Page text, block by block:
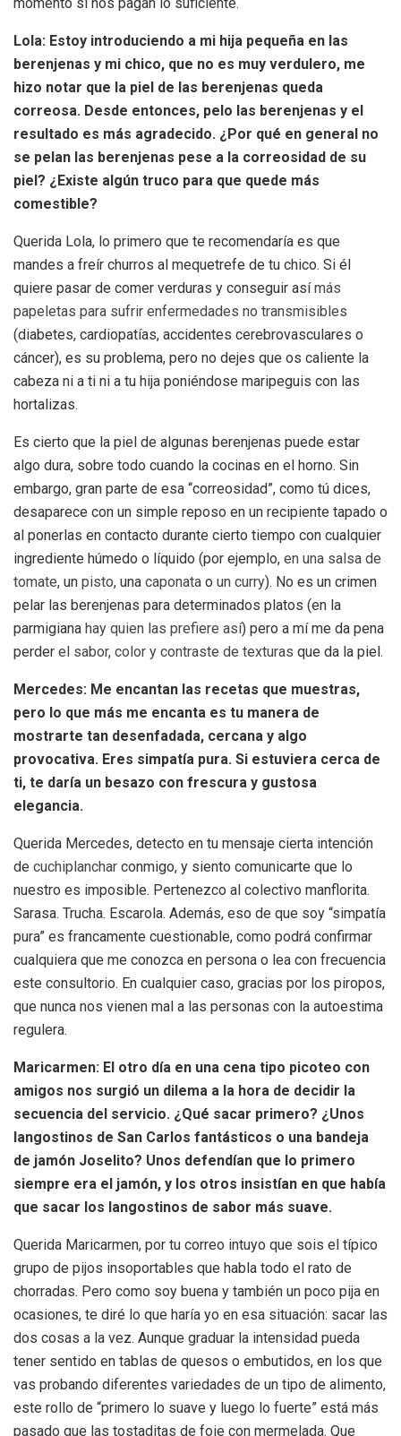
Lola: Estoy introduciendo a mi hija pequeña en las
berenjenas y mi chico, que no es muy verdulero, me
hizo notar que la piel de las berenjenas queda
correosa. Desde entonces, pelo las berenjenas y el
resultado es más agradecido. ¿Por qué en general no
se pelan las berenjenas pese a la correosidad de su
piel? ¿Existe algún truco para que quede más
comestible?
Querida Lola, lo primero que te recomendaría es que
mandes a freír churros al mequetrefe de tu chico. Si él
quiere pasar de comer verduras y conseguir asímás
papeletas para sufrir enfermedades no transmisibles
(diabetes, cardiopatías, accidentes cerebrovasculares o
cáncer), es su problema, pero no dejes que os caliente la
cabeza ni a ti ni a tu hija poniéndose maripeguis con las
hortalizas.
Es cierto que la piel de algunas berenjenas puede estar
algo dura, sobre todo cuando la cocinas en el horno. Sin
embargo, gran parte de esa “correosidad”, como tú dices,
desaparece con un simple reposo en un recipiente tapado o
al ponerlas en contacto durante cierto tiempo con cualquier
ingrediente húmedo o líquido (por ejemplo, en una salsa de
tomate, un pisto, una caponata o un curry). No es un crimen
pelar las berenjenas para determinados platos (en la
parmigiana hay quien las prefiere así) pero a mí me da pena
perder el sabor, color y contraste de texturas que da la piel.
Mercedes: Me encantan las recetas que muestras,
pero lo que más me encanta es tu manera de
mostrarte tan desenfadada, cercana y algo
provocativa. Eres simpatía pura. Si estuviera cerca de
ti, te daría un besazo con frescura y gustosa
elegancia.
Querida Mercedes, detecto en tu mensaje cierta intención
de cuchiplanchar conmigo, y siento comunicarte que lo
nuestro es imposible. Pertenezco al colectivo manflorita.
Sarasa. Trucha. Escarola. Además, eso de que soy “simpatía
pura” es francamente cuestionable, como podrá confirmar
cualquiera que me conozca en persona o lea con frecuencia
este consultorio. En cualquier caso, gracias por los piropos,
que nunca nos vienen mal a las personas con la autoestima
regulera.
Maricarmen: El otro día en una cena tipo picoteo con
amigos nos surgió un dilema a la hora de decidir la
secuencia del servicio. ¿Qué sacar primero? ¿Unos
langostinos de San Carlos fantásticos o una bandeja
de jamón Joselito? Unos defendían que lo primero
siempre era el jamón, y los otros insistían en que había
que sacar los langostinos de sabor más suave.
Querida Maricarmen, por tu correo intuyo que sois el típico
grupo de pijos insoportables que habla todo el rato de
chorradas. Pero como soy buena y también un poco pija en
ocasiones, te diré lo que haría yo en esa situación: sacar las
dos cosas a la vez. Aunque graduar la intensidad pueda
tener sentido en tablas de quesos o embutidos, en los que
vas probando diferentes variedades de un tipo de alimento,
este rollo de “primero lo suave y luego lo fuerte” está más
pasado que las tostaditas de foie con mermelada. Que